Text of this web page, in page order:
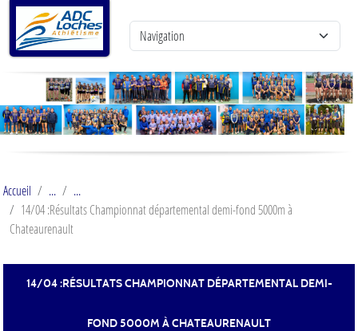
Accueil
14/04 :Résultats Championnat départemental demi-fond 5000m à
Chateaurenault
14/04 :RÉSULTATS CHAMPIONNAT DÉPARTEMENTAL DEMI-
FOND 5000M À CHATEAURENAULT
Panneau de gestion des cookies